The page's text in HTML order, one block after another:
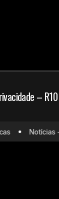
–
Notícias -